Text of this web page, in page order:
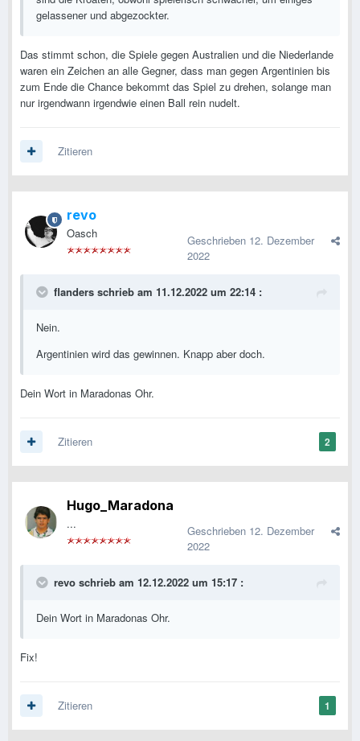
gelassener und abgezockter.
Das stimmt schon, die Spiele gegen Australien und die Niederlande
waren ein Zeichen an alle Gegner, dass man gegen Argentinien bis
zum Ende die Chance bekommt das Spiel zu drehen, solange man
nur irgendwann irgendwie einen Ball rein nudelt.
Zitieren
revo
Oasch Geschrieben 12. Dezember
2022
flanders schrieb am 11.12.2022 um 22:14 :
Nein.
Argentinien wird das gewinnen. Knapp aber doch.
Dein Wort in Maradonas Ohr.
2
Zitieren
Hugo_Maradona
... Geschrieben 12. Dezember
2022
revo schrieb am 12.12.2022 um 15:17 :
Dein Wort in Maradonas Ohr.
Fix!
1
Zitieren